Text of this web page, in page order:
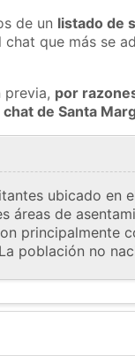
de un listado de
que más se
previa, por
de Santa
ubicado en
áreas de
principalmente
población no